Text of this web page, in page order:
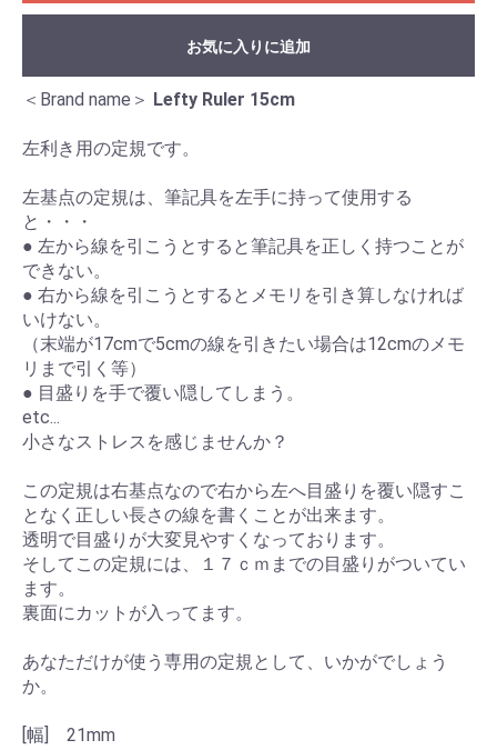
お気に入りに追加
＜Brand name＞ Lefty Ruler 15cm
左利き用の定規です。
左基点の定規は、筆記具を左手に持って使用する
と・・・
● 左から線を引こうとすると筆記具を正しく持つことが
できない。
● 右から線を引こうとするとメモリを引き算しなければ
いけない。
（末端が17cmで5cmの線を引きたい場合は12cmのメモ
リまで引く等）
● 目盛りを手で覆い隠してしまう。
etc...
小さなストレスを感じませんか？
この定規は右基点なので右から左へ目盛りを覆い隠すこ
となく正しい長さの線を書くことが出来ます。
透明で目盛りが大変見やすくなっております。
そしてこの定規には、１７ｃｍまでの目盛りがついてい
ます。
裏面にカットが入ってます。
あなただけが使う専用の定規として、いかがでしょう
か。
[幅] 21mm